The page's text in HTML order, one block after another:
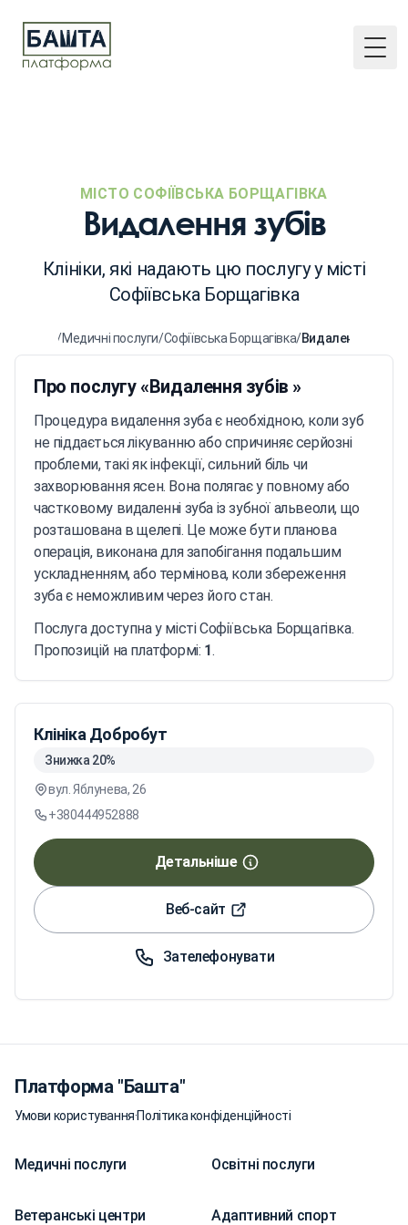
МІСТО СОФІЇВСЬКА БОРЩАГІВКА
Видалення зубів
Клініки, які надають цю послугу у місті
Софіївська Борщагівка
/Медичні послуги/Софіївська Борщагівка/Видалення зубів
Про послугу «Видалення зубів »
Процедура видалення зуба є необхідною, коли зуб
не піддається лікуванню або спричиняє серйозні
проблеми, такі як інфекції, сильний біль чи
захворювання ясен. Вона полягає у повному або
частковому видаленні зуба із зубної альвеоли, що
розташована в щелепі. Це може бути планова
операція, виконана для запобігання подальшим
ускладненням, або термінова, коли збереження
зуба є неможливим через його стан.
Послуга доступна у місті Софіївська Борщагівка.
Пропозицій на платформі: 1.
Клініка Добробут
Знижка 20%
вул. Яблунева, 26
+380444952888
Детальніше
Веб-сайт
Зателефонувати
Платформа "Башта"
Умови користування·Політика конфіденційності
Медичні послуги Освітні послуги
Ветеранські центри Адаптивний спорт